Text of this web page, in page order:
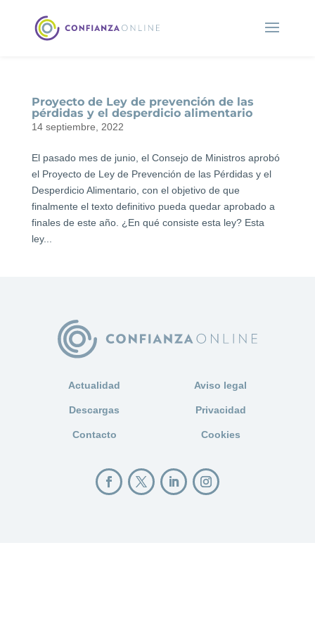
Proyecto de Ley de prevención de las
pérdidas y el desperdicio alimentario
14 septiembre, 2022
El pasado mes de junio, el Consejo de Ministros aprobó
el Proyecto de Ley de Prevención de las Pérdidas y el
Desperdicio Alimentario, con el objetivo de que
finalmente el texto definitivo pueda quedar aprobado a
finales de este año. ¿En qué consiste esta ley? Esta
ley...
Actualidad
Descargas
Contacto
Aviso legal
Privacidad
Cookies